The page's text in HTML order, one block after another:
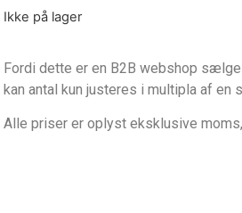
Ikke på lager
Fordi dette er en B2B webshop
kan antal kun justeres i multipla af en
Alle priser er oplyst eksklusive